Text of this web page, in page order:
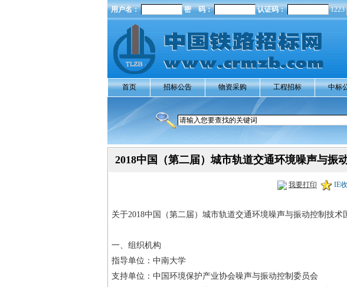
用户名： 密 码： 认证码： 1223
首页 招标公告 物资采购 工程招标 中标
2018中国（第二届）城市轨道交通环境噪声与振
我要打印 IE
关于2018中国（第二届）城市轨道交通环境噪声与振动控制技术
一、组织机构
指导单位：中南大学
支持单位：中国环境保护产业协会噪声与振动控制委员会